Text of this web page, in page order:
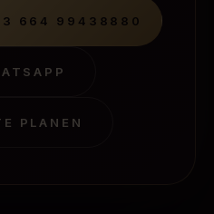
664 99438880
PLANEN